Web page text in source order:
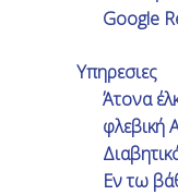
210 5570852
Google
Υπηρεσιες
Άτονα
φλεβική
Εν τω